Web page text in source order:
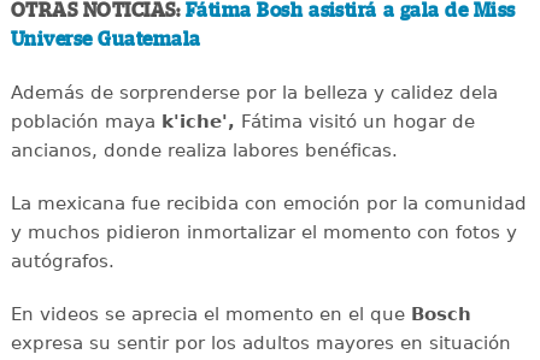
OTRAS NOTICIAS: Fátima Bosh asistirá a gala de Miss
Universe Guatemala
Además de sorprenderse por la belleza y calidez dela
población maya k'iche', Fátima visitó un hogar de
ancianos, donde realiza labores benéficas.
La mexicana fue recibida con emoción por la comunidad
y muchos pidieron inmortalizar el momento con fotos y
autógrafos.
En videos se aprecia el momento en el queBosch
expresa su sentir por los adultos mayores en situación